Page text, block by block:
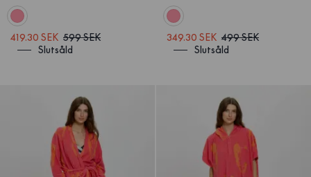
419.30 SEK 599 SEK
Slutsåld
349.30 SEK 499 SEK
Slutsåld